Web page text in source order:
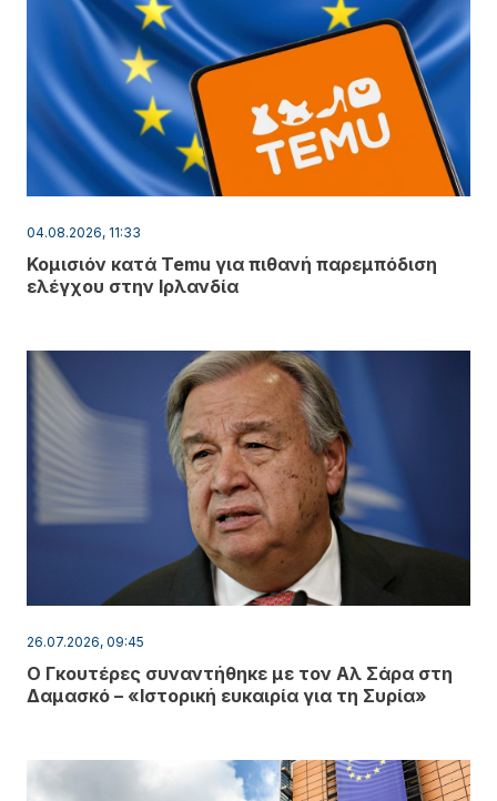
04.08.2026, 11:33
Κομισιόν κατά Temu για πιθανή παρεμπόδιση
ελέγχου στην Ιρλανδία
26.07.2026, 09:45
Ο Γκουτέρες συναντήθηκε με τον Αλ Σάρα στη
Δαμασκό – «Ιστορική ευκαιρία για τη Συρία»